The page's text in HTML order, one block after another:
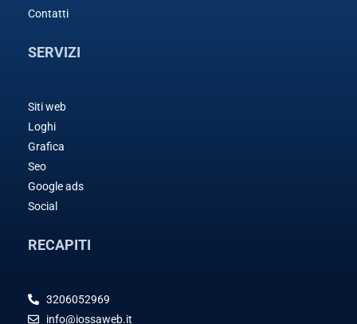
Contatti
SERVIZI
Siti web
Loghi
Grafica
Seo
Google ads
Social
RECAPITI
3206052969
info@iossaweb.it